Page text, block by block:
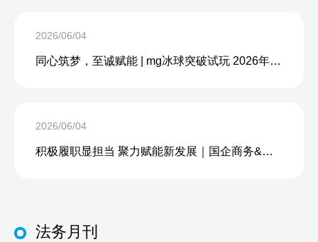
2026/06/04
同心筑梦，至诚赋能 | mg冰球突破试玩 2026年度团建活动圆满收官
2026/06/04
积极履职显担当 聚力赋能新发展｜国企商务&中企人力出席上海现代服务业联合会第五届会员大会第三次会议暨2026服务业高质量发展大会
法务月刊